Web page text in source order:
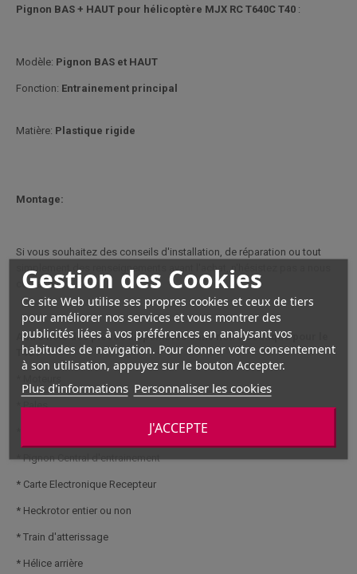
Gestion des Cookies
Ce site Web utilise ses propres cookies et ceux de tiers
pour améliorer nos services et vous montrer des
publicités liées à vos préférences en analysant vos
habitudes de navigation. Pour donner votre consentement
à son utilisation, appuyez sur le bouton Accepter.
Plus d'informations Personnaliser les cookies
J'ACCEPTE
Pignon BAS + HAUT pour hélicoptère MJX RC T640C T40 :
Modèle: Pignon BAS et HAUT
Fonction: Entrainement principal
Matière: Plastique rigide
Montage:
Si vous souhaitez des conseils d'installation, de réparation ou tout
simplement des renseignements avant l'achat, n'hésistez pas a nous
contacter.
Autre liste des pièces disponibles dans notre boutique pour le
T40 :
* Pales
* Pignon Central d'entrainement
* Carte Electronique Recepteur
* Heckrotor entier ou non
* Train d'atterissage
* Hélice arrière